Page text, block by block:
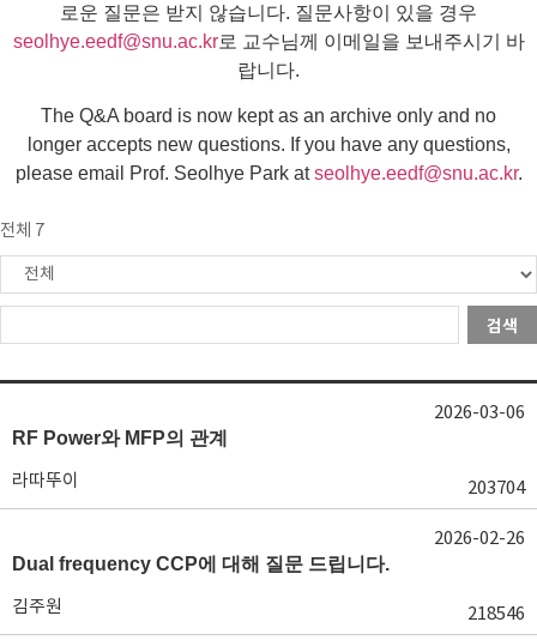
로운 질문은 받지 않습니다. 질문사항이 있을 경우
seolhye.eedf@snu.ac.kr로 교수님께 이메일을 보내주시기 바
랍니다.
The Q&A board is now kept as an archive only and no
longer accepts new questions. If you have any questions,
please email Prof. Seolhye Park atseolhye.eedf@snu.ac.kr.
전체 7
검색
RF Power와 MFP의 관계
라따뚜이 203704
2026-03-06
Dual frequency CCP에 대해 질문 드립니다.
김주원 218546
2026-02-26